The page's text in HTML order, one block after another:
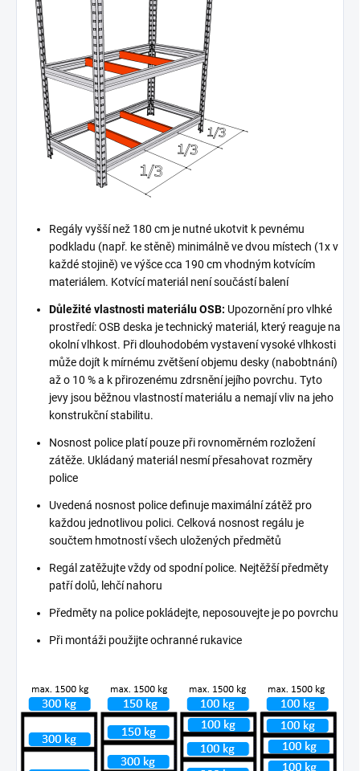
Regály vyšší než 180 cm je nutné ukotvit k pevnému
podkladu (např. ke stěně) minimálně ve dvou místech (1x v
každé stojině) ve výšce cca 190 cm vhodným kotvícím
materiálem. Kotvící materiál není součástí balení
Důležité vlastnosti materiálu OSB: Upozornění pro vlhké
prostředí: OSB deska je technický materiál, který reaguje na
okolní vlhkost. Při dlouhodobém vystavení vysoké vlhkosti
může dojít k mírnému zvětšení objemu desky (nabobtnání)
až o 10 % a k přirozenému zdrsnění jejího povrchu. Tyto
jevy jsou běžnou vlastností materiálu a nemají vliv na jeho
konstrukční stabilitu.
Nosnost police platí pouze při rovnoměrném rozložení
zátěže. Ukládaný materiál nesmí přesahovat rozměry
police
Uvedená nosnost police definuje maximální zátěž pro
každou jednotlivou polici. Celková nosnost regálu je
součtem hmotností všech uložených předmětů
Regál zatěžujte vždy od spodní police. Nejtěžší předměty
patří dolů, lehčí nahoru
Předměty na police pokládejte, neposouvejte je po povrchu
Při montáži použijte ochranné rukavice